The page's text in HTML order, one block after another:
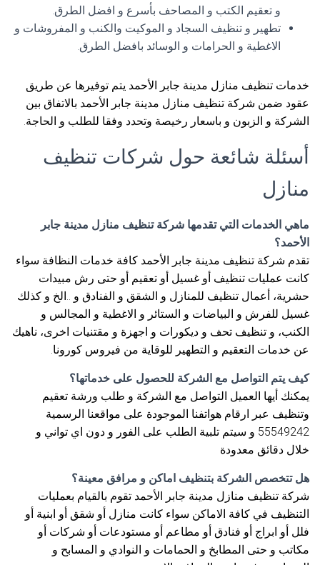
و تعقيم الكتب و المصاحف بأسرع و افضل الطرق.
تطهير و تنظيف السجاد و الموكيت والكنب و المفروشات و
الاغطية و الحرامات و الوسائد بافضل الطرق.
خدمات تنظيف منازل مدينة جابر الأحمد يتم توفيرها عن طريق
عقود ضمن شركة تنظيف منازل مدينة جابر الأحمد بالاتفاق بين
الشركة و الزبون و باسعار رخيصة وتحدد وفقا للطلب و الحاجة.
أسئلة شائعة حول شركات تنظيف
منازل
ماهي الخدمات التي تقدمها شركة تنظيف منازل مدينة جابر
الأحمد؟
تقدم شركة تنظيف مدينة جابر الأحمد كافة خدمات النظافة سواء
كانت عمليات تنظيف أو غسيل أو تعقيم أو حتى رش مبيدات
حشرية، أعمال تنظيف للمنازل و الشقق و الفنادق و ..الخ و كذلك
غسيل للفرش و البياضات و الستائر و الاغطية و المجالس و
الكنب، و تنظيف تحف و ديكورات و اجهزة و مقتنيات اخرى، ناهيك
عن خدمات التعقيم و التطهير للوقاية من فيروس كورونا.
كيف يتم التواصل مع الشركة للحصول على خدماتها؟
يمكنك أيها العميل التواصل مع الشركة و طلب ورشة تعقيم
وتنظيف عبر ارقام هواتفنا الموجودة على مواقعنا الرسمية
55549242 و سيتم تلبية الطلب على الفور و دون اي تواني و
خلال دقائق معدودة
هل تتخصص الشركة بتنظيف اماكن و مرافق معينة؟
شركة تنظيف منازل مدينة جابر الأحمد تقوم بالقيام بعمليات
التنظيف في كافة الاماكن سواء كانت منازل أو شقق أو ابنية أو
فلل أو ابراج أو فنادق أو مطاعم أو مستودعات أو شركات أو
مكاتب و حتى المطابخ و الحمامات و النوادي و المسابح و